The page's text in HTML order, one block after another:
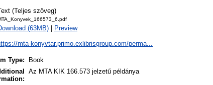
(Teljes szöveg)
(63MB) Preview
mta-konyvtar.primo.exlibrisgroup.com/perma...
Type:
Book
Az MTA KIK 166.573 jelzetű példánya